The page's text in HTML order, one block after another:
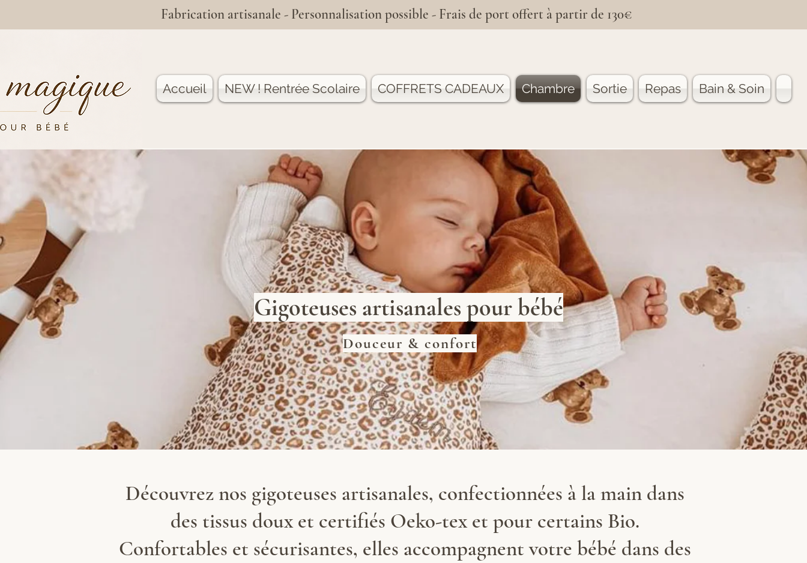
Fabrication artisanale - Personnalisation possible - Frais de port offert à partir de 130€
Accueil NEW ! Rentrée Scolaire COFFRETS CADEAUX Chambre Sortie Repas Bain & Soin
Gigoteuses artisanales pour bébé
Douceur & confort
Découvrez nos gigoteuses artisanales, confectionnées à la main dans
des tissus doux et certifiés Oeko-tex et pour certains Bio.
Confortables et sécurisantes, elles accompagnent votre bébé dans des